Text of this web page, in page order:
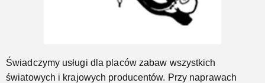
Świadczymy usługi dla placów zabaw wszystkich
światowych i krajowych producentów. Przy naprawach